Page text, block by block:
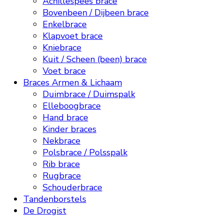
Bovenbeen / Dijbeen brace
Enkelbrace
Klapvoet brace
Kniebrace
Kuit / Scheen (been) brace
Voet brace
Braces Armen & Lichaam
Duimbrace / Duimspalk
Elleboogbrace
Hand brace
Kinder braces
Nekbrace
Polsbrace / Polsspalk
Rib brace
Rugbrace
Schouderbrace
Tandenborstels
De Drogist